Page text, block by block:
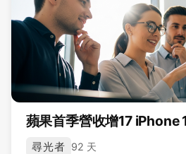
蘋果首季營收增17 iPhone
尋光者 92 天